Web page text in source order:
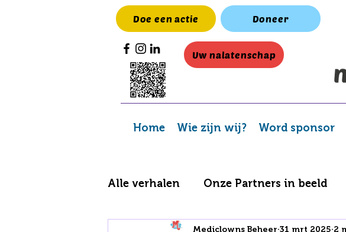
Doe een actie Doneer
Uw nalatenschap
Home Wie zijn wij? Word sponsor
Alle verhalen Onze Partners in beeld
Mediclowns Beheer 31 mrt 2025 2